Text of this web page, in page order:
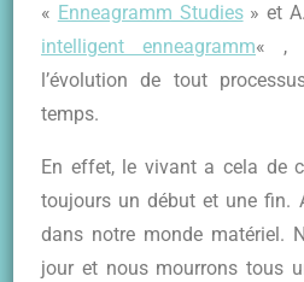
« Enneagramm Studies» et
intelligent enneagramm« ,
l’évolution de tout
temps.
En effet, le vivant a cela de
toujours un début et une fin.
dans notre monde matériel.
jour et nous mourrons tous